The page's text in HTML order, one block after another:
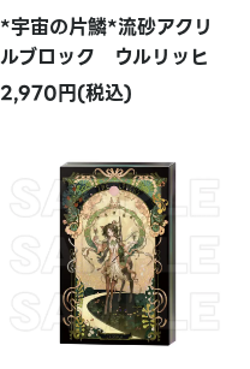
*宇宙の片鱗*流砂アクリ
ルブロック ウルリッヒ
2,970円(税込)